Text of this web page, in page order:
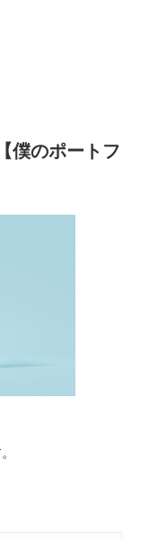
僕のポートフ